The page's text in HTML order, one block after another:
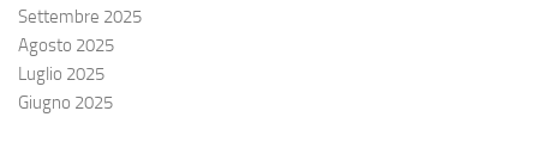
Settembre 2025
Agosto 2025
Luglio 2025
Giugno 2025